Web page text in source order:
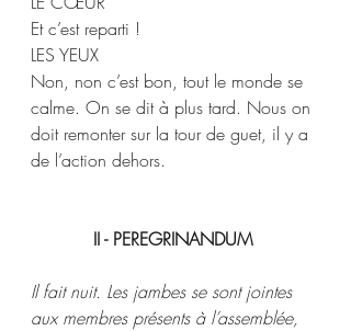
Et c’est reparti !
LES YEUX
Non, non c’est bon, tout le monde se
calme. On se dit à plus tard. Nous on
doit remonter sur la tour de guet, il y a
de l’action dehors.
II - PEREGRINANDUM
Il fait nuit. Les jambes se sont jointes
aux membres présents à l’assemblée,